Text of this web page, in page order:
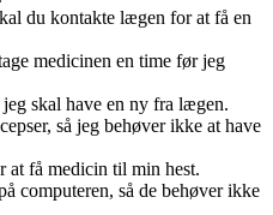
du kontakte lægen for at få en
medicinen en time før jeg
jeg skal have en ny fra lægen.
så jeg behøver ikke at have
at få medicin til min hest.
computeren, så de behøver ikke